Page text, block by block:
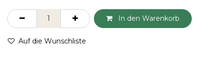
In den Warenkorb
Auf die Wunschliste